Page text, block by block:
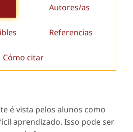
Autores/as
Referencias
Cómo citar
é vista pelos alunos como
aprendizado. Isso pode ser